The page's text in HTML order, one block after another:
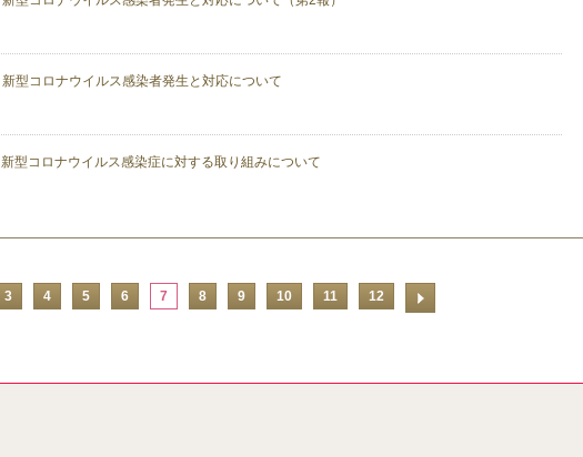
新型コロナウイルス感染者発生と対応について
新型コロナウイルス感染症に対する取り組みについて
3 4 5 6 7 8 9 10 11 12